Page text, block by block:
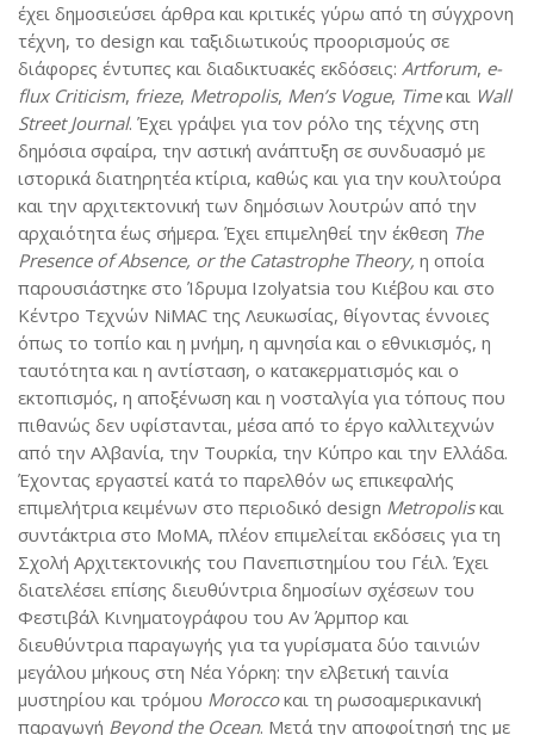
έχει δημοσιεύσει άρθρα και κριτικές γύρω από τη σύγχρονη
τέχνη, το design και ταξιδιωτικούς προορισμούς σε
διάφορες έντυπες και διαδικτυακές εκδόσεις: Artforum, e-
flux Criticism, frieze, Metropolis, Men’s Vogue, Timeκαι Wall
Street Journal. Έχει γράψει για τον ρόλο της τέχνης στη
δημόσια σφαίρα, την αστική ανάπτυξη σε συνδυασμό με
ιστορικά διατηρητέα κτίρια, καθώς και για την κουλτούρα
και την αρχιτεκτονική των δημόσιων λουτρών από την
αρχαιότητα έως σήμερα. Έχει επιμεληθεί την έκθεση The
Presence of Absence, or the Catastrophe Theory, η οποία
παρουσιάστηκε στο Ίδρυμα Izolyatsia του Κιέβου και στο
Κέντρο Τεχνών NiMAC της Λευκωσίας, θίγοντας έννοιες
όπως το τοπίο και η μνήμη, η αμνησία και ο εθνικισμός, η
ταυτότητα και η αντίσταση, ο κατακερματισμός και ο
εκτοπισμός, η αποξένωση και η νοσταλγία για τόπους που
πιθανώς δεν υφίστανται, μέσα από το έργο καλλιτεχνών
από την Αλβανία, την Τουρκία, την Κύπρο και την Ελλάδα.
Έχοντας εργαστεί κατά το παρελθόν ως επικεφαλής
επιμελήτρια κειμένων στο περιοδικό design Metropolisκαι
συντάκτρια στο MoMA, πλέον επιμελείται εκδόσεις για τη
Σχολή Αρχιτεκτονικής του Πανεπιστημίου του Γέιλ. Έχει
διατελέσει επίσης διευθύντρια δημοσίων σχέσεων του
Φεστιβάλ Κινηματογράφου του Αν Άρμπορ και
διευθύντρια παραγωγής για τα γυρίσματα δύο ταινιών
μεγάλου μήκους στη Νέα Υόρκη: την ελβετική ταινία
μυστηρίου και τρόμου Moroccoκαι τη ρωσοαμερικανική
παραγωγή Beyond the Ocean. Μετά την αποφοίτησή της με